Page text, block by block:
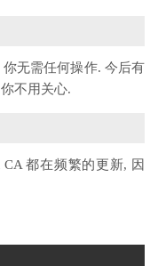
无需任何操作. 今后有
不用关心.
CA 都在频繁的更新, 因